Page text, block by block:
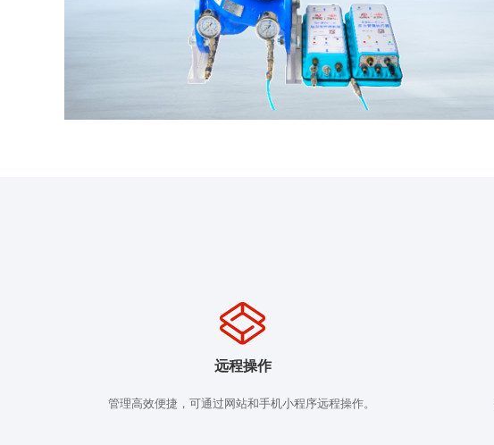
远程操作
管理高效便捷，可通过网站和手机小程序远程操作。